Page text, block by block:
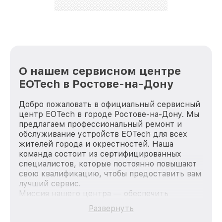
О нашем сервисном центре
EOTech в Ростове-на-Дону
Добро пожаловать в официальный сервисный
центр EOTech в городе Ростове-на-Дону. Мы
предлагаем профессиональный ремонт и
обслуживание устройств EOTech для всех
жителей города и окрестностей. Наша
команда состоит из сертифицированных
специалистов, которые постоянно повышают
свою квалификацию, чтобы предоставить вам
лучший сервис.
Миссия нашего центра — обеспечить
качественный и доступный ремонт для
каждого пользователя продукции EOTech, вне
Развернуть